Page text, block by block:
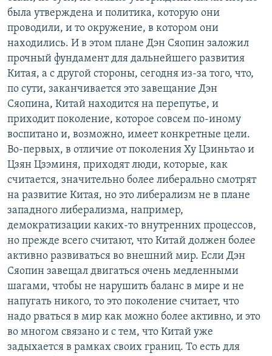
была утверждена и политика, которую они
проводили, и то окружение, в котором они
находились. И в этом плане Дэн Сяопин заложил
прочный фундамент для дальнейшего развития
Китая, а с другой стороны, сегодня из-за того, что,
по сути, заканчивается это завещание Дэн
Сяопина, Китай находится на перепутье, и
приходит поколение, которое совсем по-иному
воспитано и, возможно, имеет конкретные цели.
Во-первых, в отличие от поколения Ху Цзиньтао и
Цзян Цзэминя, приходят люди, которые, как
считается, значительно более либерально смотрят
на развитие Китая, но это либерализм не в плане
западного либерализма, например,
демократизации каких-то внутренних процессов,
но прежде всего считают, что Китай должен более
активно развиваться во внешний мир. Если Дэн
Сяопин завещал двигаться очень медленными
шагами, чтобы не нарушить баланс в мире и не
напугать никого, то это поколение считает, что
надо рваться в мир как можно более активно, и это
во многом связано и с тем, что Китай уже
задыхается в рамках своих границ. То есть для